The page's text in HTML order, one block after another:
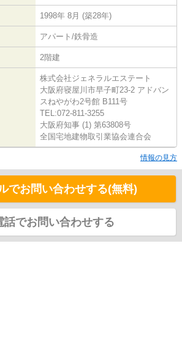
1998年 8月 (築28年)
アパート/鉄骨造
2階建
株式会社ジェネラルエステート
大阪府寝屋川市早子町23-2 アドバン
スねやがわ2号館 B111号
TEL:072-811-3255
大阪府知事 (1) 第63808号
全国宅地建物取引業協会連合会
情報の見方
でお問い合わせする(無料)
話でお問い合わせする